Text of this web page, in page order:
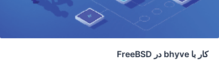
کار با bhyve در FreeBSD